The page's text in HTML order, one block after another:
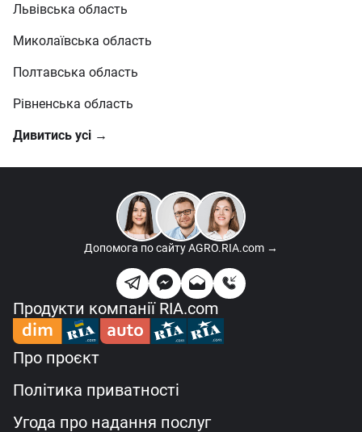
Львівська область
Миколаївська область
Полтавська область
Рівненська область
Дивитись усі →
Допомога по сайтуAGRO.RIA.com →
Продукти компанії RIA.com
Про проєкт
Політика приватності
Угода про надання послуг